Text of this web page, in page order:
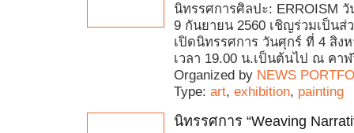
นิทรรศการศิลปะ: ERROISM
9 กันยายน 2560 เชิญร่วมเป็นส่
เปิดนิทรรศการ วันศุกร์ ที่ 4 สิง
เวลา 19.00 น.เป็นต้นไป ณ คา
Organized by NEWS
Type: art, exhibition, painting
นิทรรศการ “Weaving